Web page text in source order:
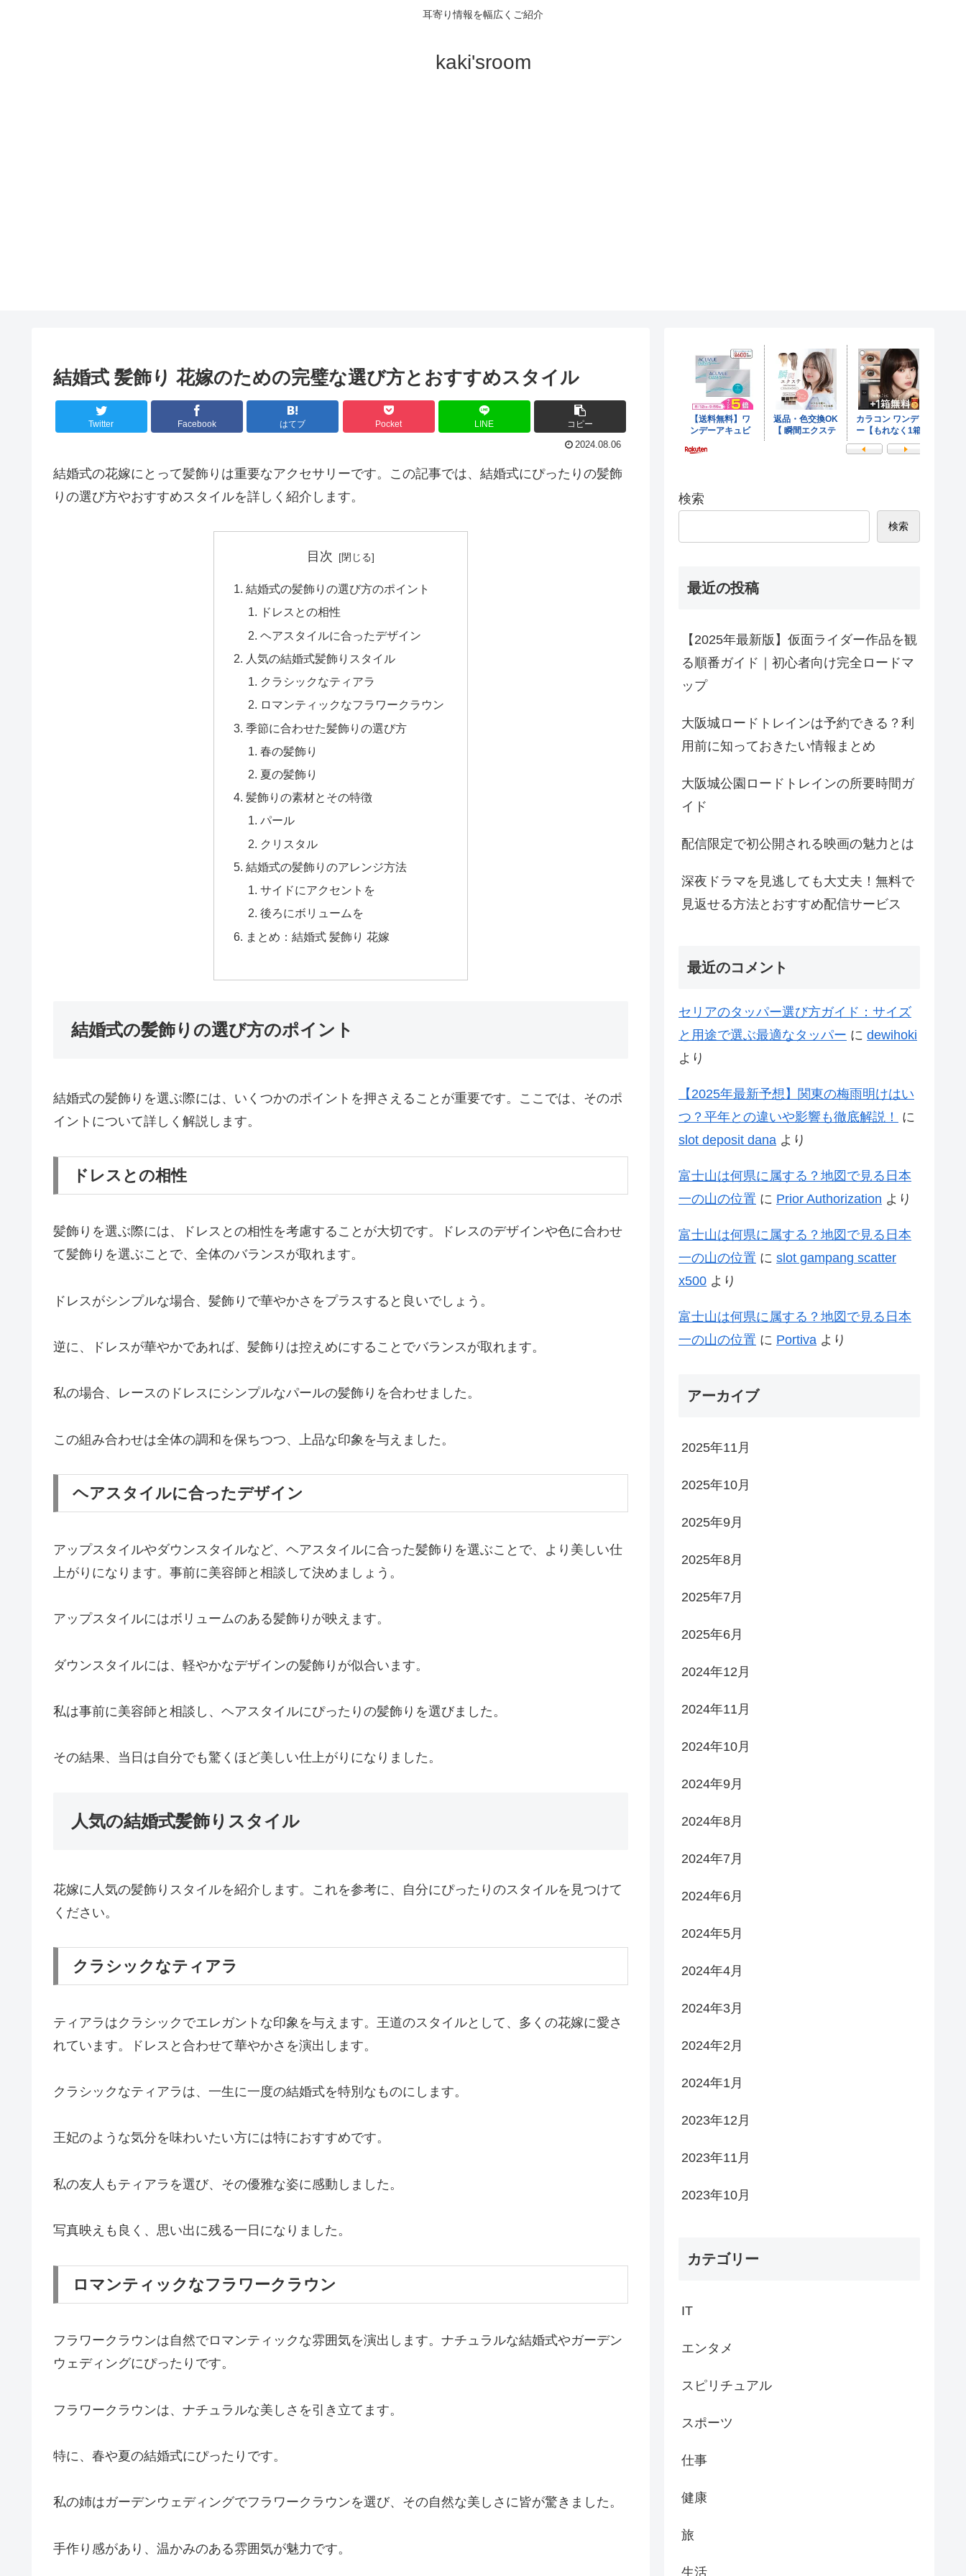
耳寄り情報を幅広くご紹介
kaki'sroom
結婚式 髪飾り 花嫁のための完璧な選び方とおすすめスタイル
Twitter Facebook はてブ Pocket LINE コピー
2024.08.06
結婚式の花嫁にとって髪飾りは重要なアクセサリーです。この記事では、結婚式にぴったりの髪飾
りの選び方やおすすめスタイルを詳しく紹介します。
目次
結婚式の髪飾りの選び方のポイント
ドレスとの相性
ヘアスタイルに合ったデザイン
人気の結婚式髪飾りスタイル
クラシックなティアラ
ロマンティックなフラワークラウン
季節に合わせた髪飾りの選び方
春の髪飾り
夏の髪飾り
髪飾りの素材とその特徴
パール
クリスタル
結婚式の髪飾りのアレンジ方法
サイドにアクセントを
後ろにボリュームを
まとめ：結婚式 髪飾り 花嫁
結婚式の髪飾りの選び方のポイント
結婚式の髪飾りを選ぶ際には、いくつかのポイントを押さえることが重要です。ここでは、そのポ
イントについて詳しく解説します。
ドレスとの相性
髪飾りを選ぶ際には、ドレスとの相性を考慮することが大切です。ドレスのデザインや色に合わせ
て髪飾りを選ぶことで、全体のバランスが取れます。
ドレスがシンプルな場合、髪飾りで華やかさをプラスすると良いでしょう。
逆に、ドレスが華やかであれば、髪飾りは控えめにすることでバランスが取れます。
私の場合、レースのドレスにシンプルなパールの髪飾りを合わせました。
この組み合わせは全体の調和を保ちつつ、上品な印象を与えました。
ヘアスタイルに合ったデザイン
アップスタイルやダウンスタイルなど、ヘアスタイルに合った髪飾りを選ぶことで、より美しい仕
上がりになります。事前に美容師と相談して決めましょう。
アップスタイルにはボリュームのある髪飾りが映えます。
ダウンスタイルには、軽やかなデザインの髪飾りが似合います。
私は事前に美容師と相談し、ヘアスタイルにぴったりの髪飾りを選びました。
その結果、当日は自分でも驚くほど美しい仕上がりになりました。
人気の結婚式髪飾りスタイル
花嫁に人気の髪飾りスタイルを紹介します。これを参考に、自分にぴったりのスタイルを見つけて
ください。
クラシックなティアラ
ティアラはクラシックでエレガントな印象を与えます。王道のスタイルとして、多くの花嫁に愛さ
れています。ドレスと合わせて華やかさを演出します。
クラシックなティアラは、一生に一度の結婚式を特別なものにします。
王妃のような気分を味わいたい方には特におすすめです。
私の友人もティアラを選び、その優雅な姿に感動しました。
写真映えも良く、思い出に残る一日になりました。
ロマンティックなフラワークラウン
フラワークラウンは自然でロマンティックな雰囲気を演出します。ナチュラルな結婚式やガーデン
ウェディングにぴったりです。
フラワークラウンは、ナチュラルな美しさを引き立てます。
特に、春や夏の結婚式にぴったりです。
私の姉はガーデンウェディングでフラワークラウンを選び、その自然な美しさに皆が驚きました。
手作り感があり、温かみのある雰囲気が魅力です。
検索
検索
最近の投稿
【2025年最新版】仮面ライダー作品を観
る順番ガイド｜初心者向け完全ロードマ
ップ
大阪城ロードトレインは予約できる？利
用前に知っておきたい情報まとめ
大阪城公園ロードトレインの所要時間ガ
イド
配信限定で初公開される映画の魅力とは
深夜ドラマを見逃しても大丈夫！無料で
見返せる方法とおすすめ配信サービス
最近のコメント
セリアのタッパー選び方ガイド：サイズ
と用途で選ぶ最適なタッパー に dewihoki
より
【2025年最新予想】関東の梅雨明けはい
つ？平年との違いや影響も徹底解説！
に
slot deposit dana より
富士山は何県に属する？地図で見る日本
一の山の位置 に Prior Authorization より
富士山は何県に属する？地図で見る日本
一の山の位置 に slot gampang scatter
x500 より
富士山は何県に属する？地図で見る日本
一の山の位置 に Portiva より
アーカイブ
2025年11月
2025年10月
2025年9月
2025年8月
2025年7月
2025年6月
2024年12月
2024年11月
2024年10月
2024年9月
2024年8月
2024年7月
2024年6月
2024年5月
2024年4月
2024年3月
2024年2月
2024年1月
2023年12月
2023年11月
2023年10月
カテゴリー
IT
エンタメ
スピリチュアル
スポーツ
仕事
健康
旅
生活